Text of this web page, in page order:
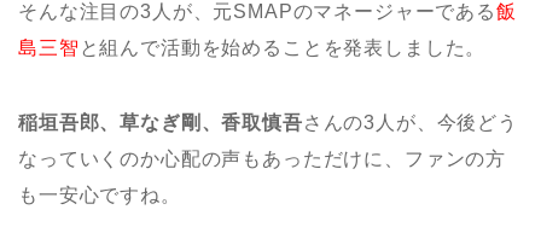
そんな注目の3人が、元SMAPのマネージャーである飯
島三智 と組んで活動を始めることを発表しました。
稲垣吾郎、草なぎ剛、香取慎吾さんの3人が、今後どう
なっていくのか心配の声もあっただけに、ファンの方
も一安心ですね。